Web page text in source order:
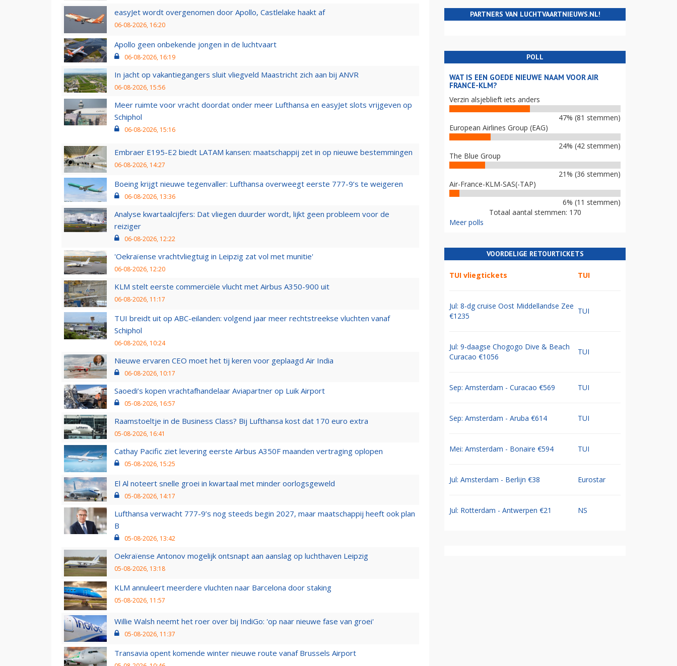
easyJet wordt overgenomen door Apollo, Castlelake haakt af
06-08-2026, 16:20
Apollo geen onbekende jongen in de luchtvaart
06-08-2026, 16:19
In jacht op vakantiegangers sluit vliegveld Maastricht zich aan bij ANVR
06-08-2026, 15:56
Meer ruimte voor vracht doordat onder meer Lufthansa en easyJet slots vrijgeven op
Schiphol
06-08-2026, 15:16
Embraer E195-E2 biedt LATAM kansen: maatschappij zet in op nieuwe bestemmingen
06-08-2026, 14:27
Boeing krijgt nieuwe tegenvaller: Lufthansa overweegt eerste 777-9’s te weigeren
06-08-2026, 13:36
Analyse kwartaalcijfers: Dat vliegen duurder wordt, lijkt geen probleem voor de
reiziger
06-08-2026, 12:22
'Oekraïense vrachtvliegtuig in Leipzig zat vol met munitie'
06-08-2026, 12:20
KLM stelt eerste commerciële vlucht met Airbus A350-900 uit
06-08-2026, 11:17
TUI breidt uit op ABC-eilanden: volgend jaar meer rechtstreekse vluchten vanaf
Schiphol
06-08-2026, 10:24
Nieuwe ervaren CEO moet het tij keren voor geplaagd Air India
06-08-2026, 10:17
Saoedi’s kopen vrachtafhandelaar Aviapartner op Luik Airport
05-08-2026, 16:57
Raamstoeltje in de Business Class? Bij Lufthansa kost dat 170 euro extra
05-08-2026, 16:41
Cathay Pacific ziet levering eerste Airbus A350F maanden vertraging oplopen
05-08-2026, 15:25
El Al noteert snelle groei in kwartaal met minder oorlogsgeweld
05-08-2026, 14:17
Lufthansa verwacht 777-9’s nog steeds begin 2027, maar maatschappij heeft ook plan
B
05-08-2026, 13:42
Oekraïense Antonov mogelijk ontsnapt aan aanslag op luchthaven Leipzig
05-08-2026, 13:18
KLM annuleert meerdere vluchten naar Barcelona door staking
05-08-2026, 11:57
Willie Walsh neemt het roer over bij IndiGo: 'op naar nieuwe fase van groei'
05-08-2026, 11:37
Transavia opent komende winter nieuwe route vanaf Brussels Airport
PARTNERS VAN LUCHTVAARTNIEUWS.NL!
POLL
WAT IS EEN GOEDE NIEUWE NAAM VOOR AIR
FRANCE-KLM?
Verzin alsjeblieft iets anders
47% (81 stemmen)
European Airlines Group (EAG)
24% (42 stemmen)
The Blue Group
21% (36 stemmen)
Air-France-KLM-SAS(-TAP)
6% (11 stemmen)
Totaal aantal stemmen: 170
Meer polls
VOORDELIGE RETOURTICKETS
TUI vliegtickets TUI
Jul: 8-dg cruise Oost Middellandse Zee
€1235
TUI
Jul: 9-daagse Chogogo Dive & Beach
Curacao €1056
TUI
Sep: Amsterdam - Curacao €569 TUI
Sep: Amsterdam - Aruba €614 TUI
Mei: Amsterdam - Bonaire €594 TUI
Jul: Amsterdam - Berlijn €38 Eurostar
Jul: Rotterdam - Antwerpen €21 NS